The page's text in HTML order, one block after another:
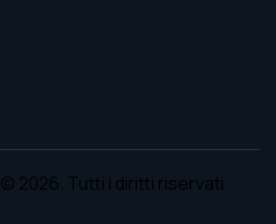
© 2026. Tutti i diritti riservati